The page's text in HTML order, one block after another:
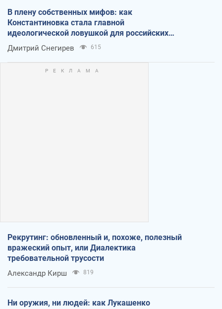
В плену собственных мифов: как
Константиновка стала главной
идеологической ловушкой для российских
оккупантов
Дмитрий Снегирев 615
Рекрутинг: обновленный и, похоже, полезный
вражеский опыт, или Диалектика
требовательной трусости
Александр Кирш 819
Ни оружия, ни людей: как Лукашенко